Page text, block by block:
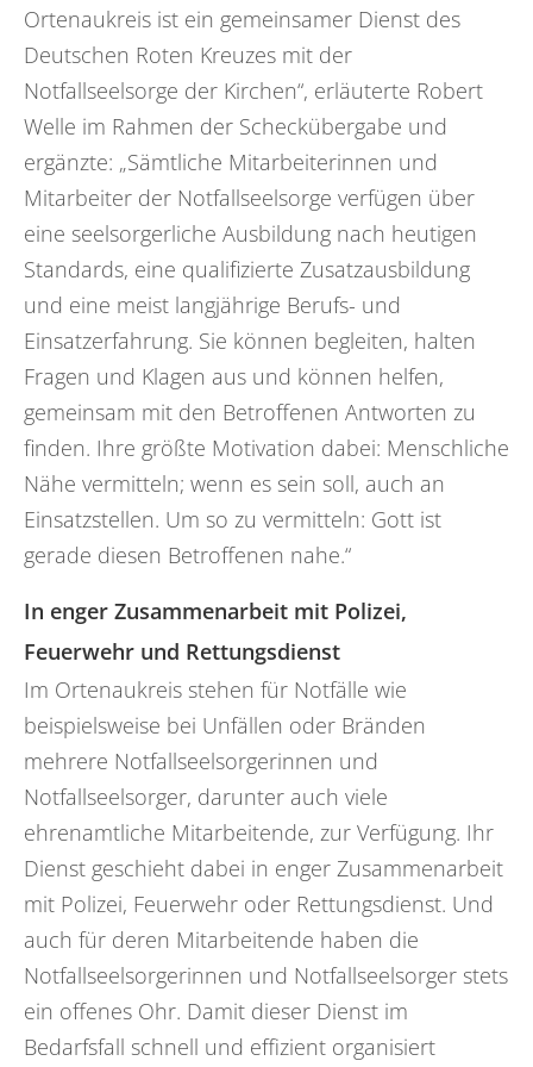
Ortenaukreis ist ein gemeinsamer Dienst des
Deutschen Roten Kreuzes mit der
Notfallseelsorge der Kirchen“, erläuterte Robert
Welle im Rahmen der Scheckübergabe und
ergänzte: „Sämtliche Mitarbeiterinnen und
Mitarbeiter der Notfallseelsorge verfügen über
eine seelsorgerliche Ausbildung nach heutigen
Standards, eine qualifizierte Zusatzausbildung
und eine meist langjährige Berufs- und
Einsatzerfahrung. Sie können begleiten, halten
Fragen und Klagen aus und können helfen,
gemeinsam mit den Betroffenen Antworten zu
finden. Ihre größte Motivation dabei: Menschliche
Nähe vermitteln; wenn es sein soll, auch an
Einsatzstellen. Um so zu vermitteln: Gott ist
gerade diesen Betroffenen nahe.“
In enger Zusammenarbeit mit Polizei,
Feuerwehr und Rettungsdienst
Im Ortenaukreis stehen für Notfälle wie
beispielsweise bei Unfällen oder Bränden
mehrere Notfallseelsorgerinnen und
Notfallseelsorger, darunter auch viele
ehrenamtliche Mitarbeitende, zur Verfügung. Ihr
Dienst geschieht dabei in enger Zusammenarbeit
mit Polizei, Feuerwehr oder Rettungsdienst. Und
auch für deren Mitarbeitende haben die
Notfallseelsorgerinnen und Notfallseelsorger stets
ein offenes Ohr. Damit dieser Dienst im
Bedarfsfall schnell und effizient organisiert